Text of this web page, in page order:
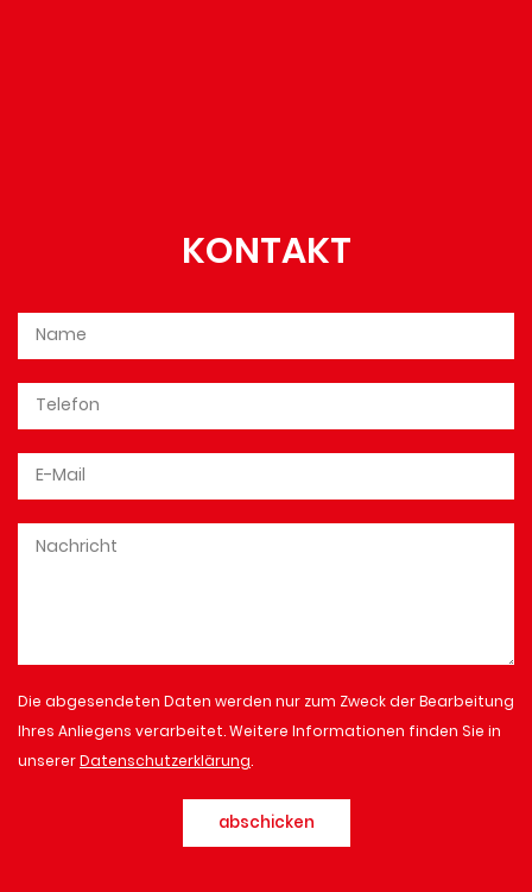
KONTAKT
Die abgesendeten Daten werden nur zum Zweck der Bearbeitung
Ihres Anliegens verarbeitet. Weitere Informationen finden Sie in
unsererDatenschutzerklärung.
abschicken